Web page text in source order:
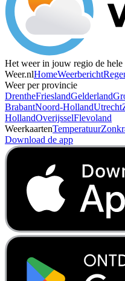
Het weer in jouw regio de hele
Weer.nlHomeWeerbericht
Weer per provincie
DrentheFrieslandGelderland
BrabantNoord-HollandUtrecht
HollandOverijsselFlevoland
WeerkaartenTemperatuur
Download de app